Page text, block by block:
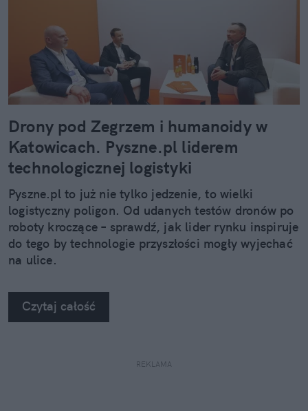
Drony pod Zegrzem i humanoidy w
Katowicach. Pyszne.pl liderem
technologicznej logistyki
Pyszne.pl to już nie tylko jedzenie, to wielki
logistyczny poligon. Od udanych testów dronów po
roboty kroczące – sprawdź, jak lider rynku inspiruje
do tego by technologie przyszłości mogły wyjechać
na ulice.
Czytaj całość
REKLAMA